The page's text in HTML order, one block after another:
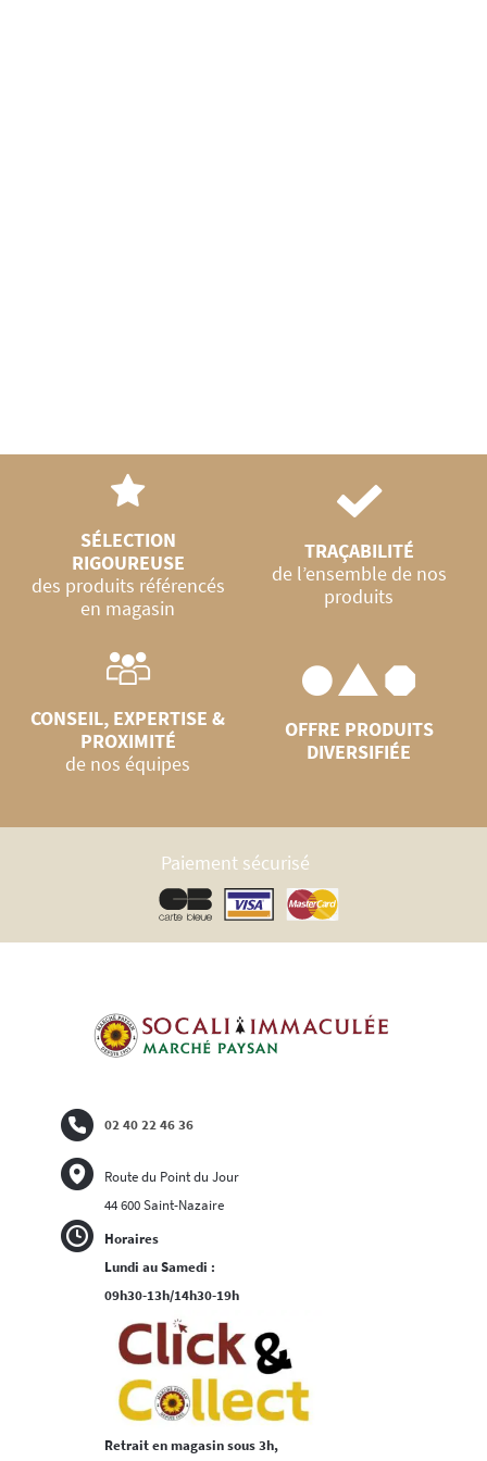
SÉLECTION
RIGOUREUSE
des produits référencés
en magasin
TRAÇABILITÉ
de l’ensemble de nos
produits
CONSEIL, EXPERTISE &
PROXIMITÉ
de nos équipes
OFFRE PRODUITS
DIVERSIFIÉE
Paiement sécurisé
Horaires
Lundi au Samedi :
09h30-13h/14h30-19h
Retrait en magasin sous 3h,
02 40 22 46 36
Route du Point du Jour
44 600 Saint-Nazaire